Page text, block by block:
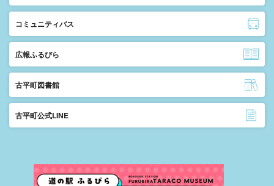
コミュニティバス
広報ふるびら
古平町図書館
古平町公式LINE